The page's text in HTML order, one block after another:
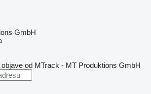
GmbH
od MTrack - MT Produktions GmbH